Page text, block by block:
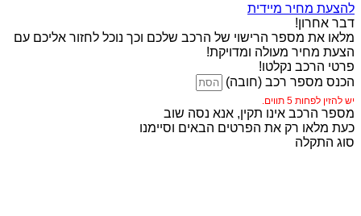
להצעת מחיר מיידית
דבר אחרון!
מלאו את מספר הרישוי של הרכב שלכם וכך נוכל לחזור אליכם עם
הצעת מחיר מעולה ומדויקת!
פרטי הרכב נקלטו!
הכנס מספר רכב (חובה)
יש להזין לפחות 5 תווים.
מספר הרכב אינו תקין, אנא נסה שוב
כעת מלאו רק את הפרטים הבאים וסיימנו
סוג התקלה